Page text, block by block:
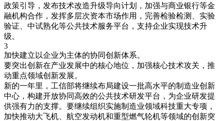
政策引导，发布技术改造升级导向计划，加强与商业银行等金
融机构合作，发挥多层次资本市场作用，完善检验检测、实验
验证、中试熟化等公共技术服务平台，支持企业实现技术升
级。
3
加快建立以企业为主体的协同创新体系。
要突出创新在产业发展中的核心地位，加强核心技术攻关，推
动重点领域创新发展。
新的一年里，工信部将继续布局建设一批高水平的制造业创新
中心，构建开放协同高效的公共技术研发平台，为企业研发提
供强有力的支撑。要继续组织实施制造业领域科技重大专项，
加快推动大飞机、航空发动机和重型燃气轮机等领域的创新突